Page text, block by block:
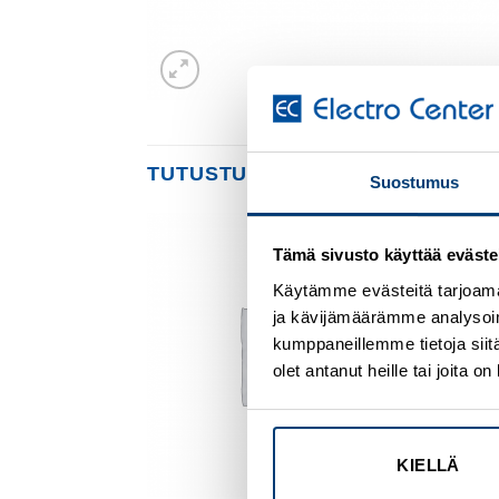
Suostumus
Tämä sivusto käyttää
Käytämme evästeitä
ja kävijämäärämme
kumppaneillemme tietoja
olet antanut heille tai joita
KIELLÄ
TUTUSTU MYÖS
wishlist